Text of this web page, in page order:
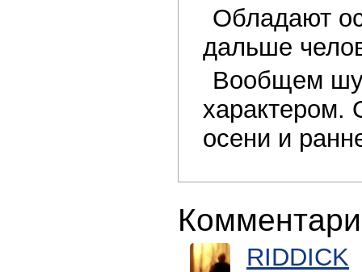
Обладают
дальше
Вообщем
характером.
осени и
RIDDICK